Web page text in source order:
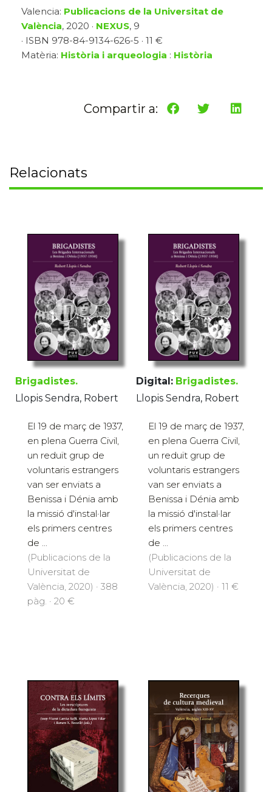
Valencia: Publicacions de la Universitat de
València, 2020 · NEXUS, 9
· ISBN 978-84-9134-626-5 · 11 €
Matèria: Història i arqueologia : Història
Compartir a:
Relacionats
Brigadistes.
Llopis Sendra, Robert
El 19 de març de 1937,
en plena Guerra Civil,
un reduït grup de
voluntaris estrangers
van ser enviats a
Benissa i Dénia amb
la missió d'instal·lar
els primers centres
de ...
(Publicacions de la
Universitat de
València, 2020) · 388
pàg. · 20 €
Digital: Brigadistes.
Llopis Sendra, Robert
El 19 de març de 1937,
en plena Guerra Civil,
un reduït grup de
voluntaris estrangers
van ser enviats a
Benissa i Dénia amb
la missió d'instal·lar
els primers centres
de ...
(Publicacions de la
Universitat de
València, 2020) · 11 €